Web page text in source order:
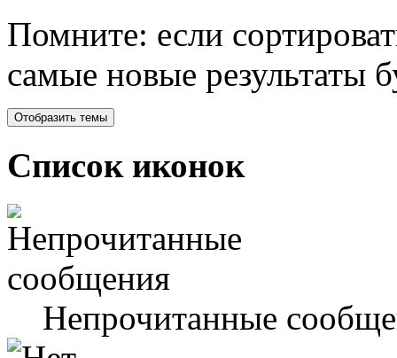
Помните: если
самые новые результаты
Список иконок
Непрочитанные